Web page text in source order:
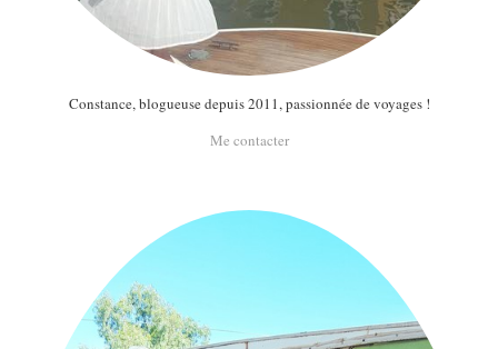
Constance, blogueuse depuis 2011, passionnée de voyages !
Me contacter